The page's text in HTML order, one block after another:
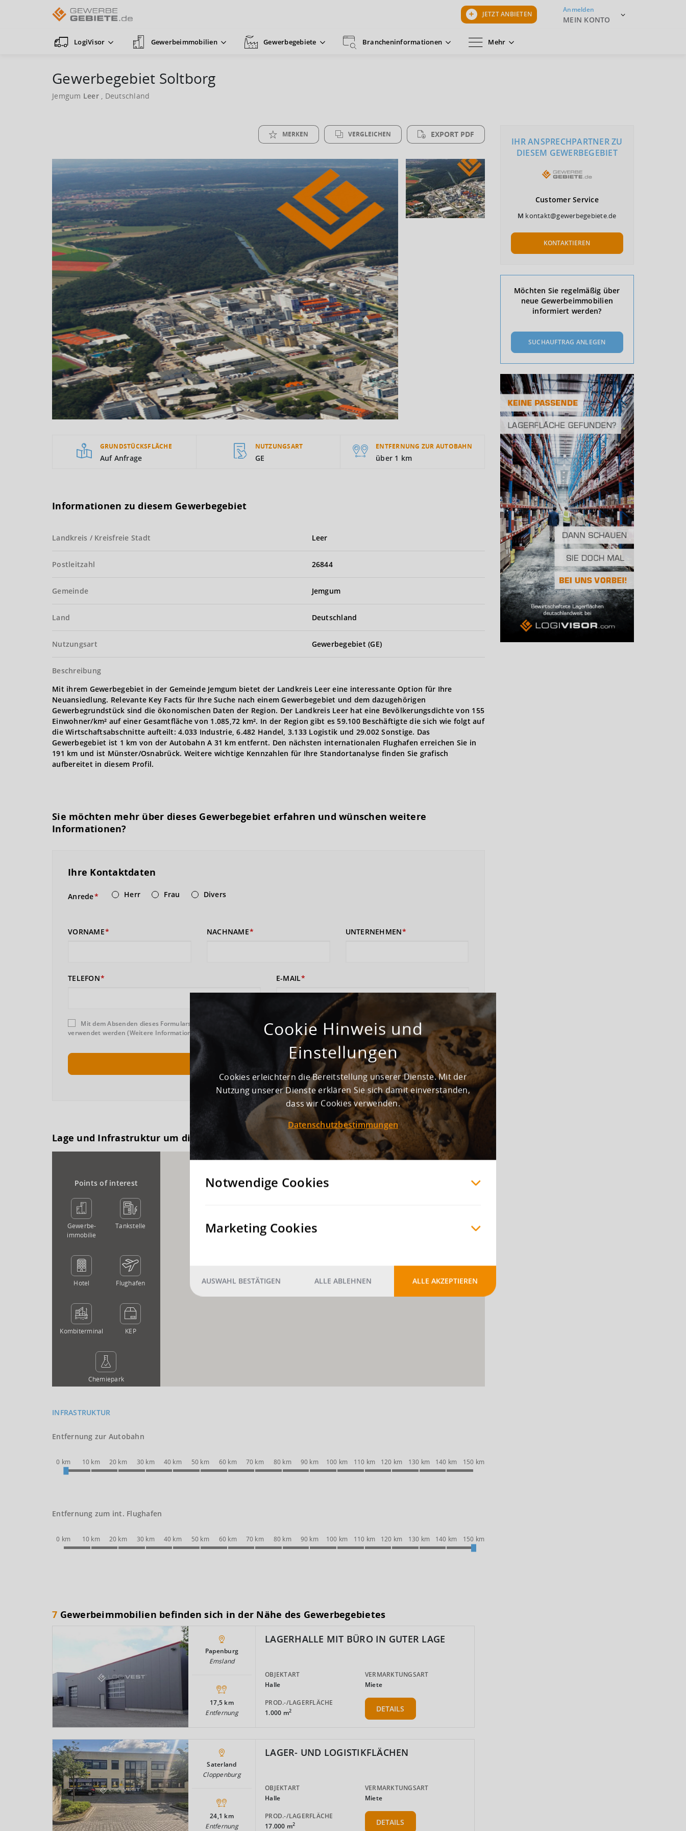
JETZT ANBIETEN
Anmelden
MEIN KONTO
LogiVisor Gewerbeimmobilien Gewerbegebiete Brancheninformationen Mehr
Gewerbegebiet Soltborg
Jemgum Leer , Deutschland
MERKEN VERGLEICHEN EXPORT PDF
GRUNDSTÜCKSFLÄCHE
Auf Anfrage
NUTZUNGSART
GE
ENTFERNUNG ZUR AUTOBAHN
über 1 km
Informationen zu diesem Gewerbegebiet
Landkreis / Kreisfreie Stadt Leer
Postleitzahl 26844
Gemeinde Jemgum
Land Deutschland
Nutzungsart Gewerbegebiet (GE)
Beschreibung
Mit ihrem Gewerbegebiet in der Gemeinde Jemgum bietet der Landkreis Leer eine interessante Option für Ihre
Neuansiedlung. Relevante Key Facts für Ihre Suche nach einem Gewerbegebiet und dem dazugehörigen
Gewerbegrundstück sind die ökonomischen Daten der Region. Der Landkreis Leer hat eine Bevölkerungsdichte von 155
Einwohner/km² auf einer Gesamtfläche von 1.085,72 km². In der Region gibt es 59.100 Beschäftigte die sich wie folgt auf
die Wirtschaftsabschnitte aufteilt: 4.033 Industrie, 6.482 Handel, 3.133 Logistik und 29.002 Sonstige. Das
Gewerbegebiet ist 1 km von der Autobahn A 31 km entfernt. Den nächsten internationalen Flughafen erreichen Sie in
191 km und ist Münster/Osnabrück. Weitere wichtige Kennzahlen für Ihre Standortanalyse finden Sie grafisch
aufbereitet in diesem Profil.
Sie möchten mehr über dieses Gewerbegebiet erfahren und wünschen weitere
Informationen?
Ihre Kontaktdaten
Anrede Herr Frau Divers
VORNAME NACHNAME UNTERNEHMEN
TELEFON E-MAIL
Mit dem Absenden dieses Formulars erklären Sie sich damit einverstanden, dass Ihre Daten zur Bearbeitung Ihres Anliegens
verwendet werden (Weitere Informationen und Widerrufshinweise finden Sie in derDatenschutzerklärungund den AGB ).
Lage und Infrastruktur um dieses Gewerbegebiet
-
Points of interest
Gewerbe­
immobilie
Tankstelle
Hotel Flughafen
Kombi­terminal KEP
Chemie­park
INFRASTRUKTUR
Entfernung zur Autobahn
0 km 10 km 20 km 30 km 40 km 50 km 60 km 70 km 80 km 90 km 100 km 110 km 120 km 130 km 140 km 150 km
Entfernung zum int. Flughafen
0 km 10 km 20 km 30 km 40 km 50 km 60 km 70 km 80 km 90 km 100 km 110 km 120 km 130 km 140 km 150 km
7 Gewerbeimmobilien befinden sich in der Nähe des Gewerbegebietes
Papenburg
Emsland
17,5 km
Entfernung
LAGERHALLE MIT BÜRO IN GUTER LAGE
OBJEKTART
Halle
VERMARKTUNGSART
Miete
PROD.-/LAGERFLÄCHE
1.000 m2 DETAILS
Saterland
Cloppenburg
24,1 km
Entfernung
LAGER- UND LOGISTIKFLÄCHEN
OBJEKTART
Halle
VERMARKTUNGSART
Miete
PROD.-/LAGERFLÄCHE
17.000 m2 DETAILS
IHR ANSPRECHPARTNER ZU
DIESEM GEWERBEGEBIET
Customer Service
M kontakt@gewerbegebiete.de
KONTAKTIEREN
Möchten Sie regelmäßig über
neue Gewerbeimmobilien
informiert werden?
SUCHAUFTRAG ANLEGEN
Cookie Hinweis und
Einstellungen
Cookies erleichtern die Bereitstellung unserer Dienste. Mit der
Nutzung unserer Dienste erklären Sie sich damit einverstanden,
dass wir Cookies verwenden.
Datenschutzbestimmungen
Notwendige Cookies
Marketing Cookies
AUSWAHL BESTÄTIGEN ALLE ABLEHNEN ALLE AKZEPTIEREN